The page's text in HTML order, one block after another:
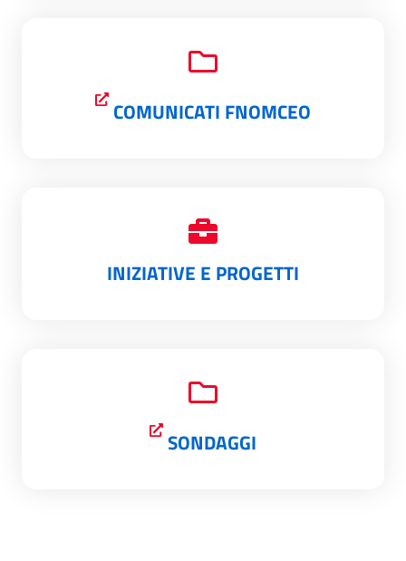
COMUNICATI FNOMCEO
INIZIATIVE E PROGETTI
SONDAGGI